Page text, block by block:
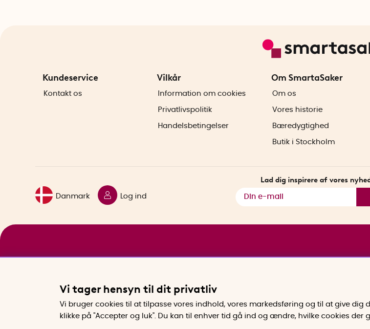
Kundeservice
Kontakt os
Vilkår
Information om cookies
Privatlivspolitik
Handelsbetingelser
Om SmartaSaker
Om os
Vores historie
Bæredygtighed
Butik i Stockholm
Danmark Log ind
Lad dig inspirere af vores
Vi tager hensyn til dit privatliv
Vi bruger cookies til at tilpasse vores indhold, vores markedsføring og til at give
klikke på "Accepter og luk". Du kan til enhver tid gå ind og ændre, hvilke cookies der